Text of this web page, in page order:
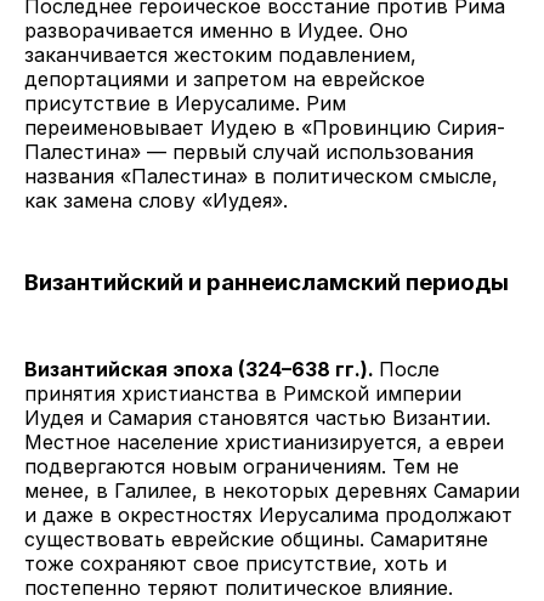
Последнее героическое восстание против Рима
разворачивается именно в Иудее. Оно
заканчивается жестоким подавлением,
депортациями и запретом на еврейское
присутствие в Иерусалиме. Рим
переименовывает Иудею в «Провинцию Сирия-
Палестина» — первый случай использования
названия «Палестина» в политическом смысле,
как замена слову «Иудея».
Византийский и раннеисламский периоды
Византийская эпоха (324–638 гг.). После
принятия христианства в Римской империи
Иудея и Самария становятся частью Византии.
Местное население христианизируется, а евреи
подвергаются новым ограничениям. Тем не
менее, в Галилее, в некоторых деревнях Самарии
и даже в окрестностях Иерусалима продолжают
существовать еврейские общины. Самаритяне
тоже сохраняют свое присутствие, хоть и
постепенно теряют политическое влияние.